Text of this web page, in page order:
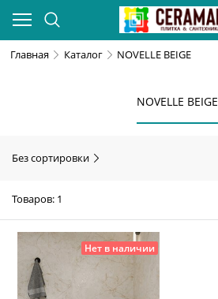
Главная Каталог NOVELLE BEIGE
NOVELLE BEIGE
Без сортировки
Товаров: 1
Нет в наличии